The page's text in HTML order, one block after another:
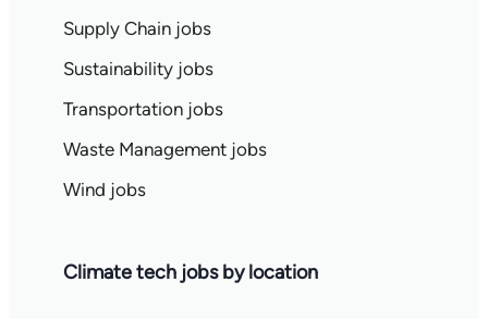
Supply Chain jobs
Sustainability jobs
Transportation jobs
Waste Management jobs
Wind jobs
Climate tech jobs by location